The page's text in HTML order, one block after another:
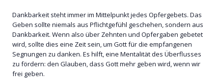
Dankbarkeit steht immer im Mittelpunkt jedes Opfergebets. Das
Geben sollte niemals aus Pflichtgefühl geschehen, sondern aus
Dankbarkeit. Wenn also über Zehnten und Opfergaben gebetet
wird, sollte dies eine Zeit sein, um Gott für die empfangenen
Segnungen zu danken. Es hilft, eine Mentalität des Überflusses
zu fördern: den Glauben, dass Gott mehr geben wird, wenn wir
frei geben.